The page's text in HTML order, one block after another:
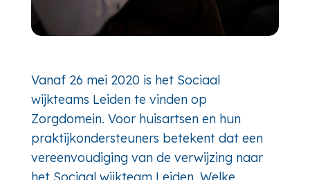
Vanaf 26 mei 2020 is het Sociaal
wijkteams Leiden te vinden op
Zorgdomein. Voor huisartsen en hun
praktijkondersteuners betekent dat een
vereenvoudiging van de verwijzing naar